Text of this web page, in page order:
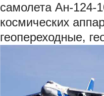
самолета Ан-124-
космических
геопереходные,